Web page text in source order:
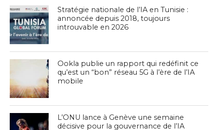
Stratégie nationale de l’IA en Tunisie :
annoncée depuis 2018, toujours
introuvable en 2026
Ookla publie un rapport qui redéfinit ce
qu’est un “bon” réseau 5G à l’ère de l’IA
mobile
L’ONU lance à Genève une semaine
décisive pour la gouvernance de l’IA